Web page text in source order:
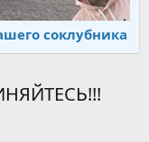
соклубника